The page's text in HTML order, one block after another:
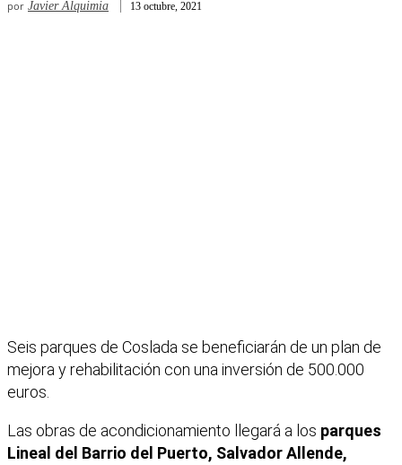
por Javier Alquimia 13 octubre, 2021
Seis parques de Coslada se beneficiarán de un plan de
mejora y rehabilitación con una inversión de 500.000
euros.
Las obras de acondicionamiento llegará a los parques
Lineal del Barrio del Puerto, Salvador Allende,